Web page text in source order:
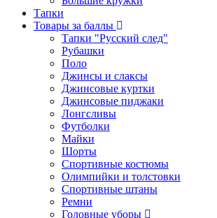
Тапки
Товары за баллы
Тапки "Русский след"
Рубашки
Поло
Джинсы и слаксы
Джинсовые куртки
Джинсовые пиджаки
Лонгсливы
Футболки
Майки
Шорты
Спортивные костюмы
Олимпийки и толстовки
Спортивные штаны
Ремни
Головные уборы